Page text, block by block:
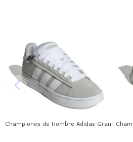
Championes de Hombre Adidas Grand